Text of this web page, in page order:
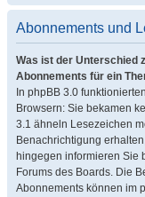
Abonnements und
Was ist der Unterschied
Abonnements für ein
In phpBB 3.0
Browsern: Sie bekamen
3.1 ähneln Lesezeichen
Benachrichtigung
hingegen informieren Sie
Forums des Boards. Die
Abonnements können im